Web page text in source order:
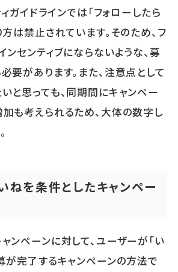
ガイドラインでは「フォローしたら
方は禁止されています。そのため、フ
ンセンティブにならないような、募
要があります。また、注意点として
と思っても、同期間にキャンペー
も考えられるため、大体の数字し
ねを条件としたキャンペー
ンペーンに対して、ユーザーが「い
が完了するキャンペーンの方法で